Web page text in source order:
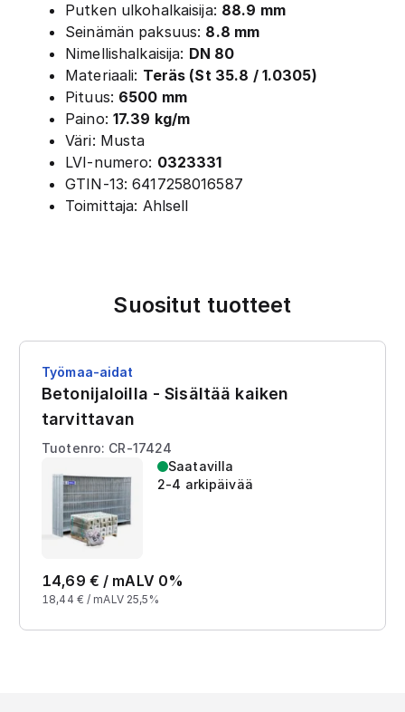
Putken ulkohalkaisija: 88.9 mm
Seinämän paksuus: 8.8 mm
Nimellishalkaisija: DN 80
Materiaali: Teräs (St 35.8 / 1.0305)
Pituus: 6500 mm
Paino: 17.39 kg/m
Väri: Musta
LVI-numero: 0323331
GTIN-13: 6417258016587
Toimittaja: Ahlsell
Suositut tuotteet
Työmaa-aidat
Betonijaloilla - Sisältää kaiken
tarvittavan
Tuotenro: CR-17424
Saatavilla
2-4 arkipäivää
14,69 € / mALV 0%
18,44 € / mALV 25,5%